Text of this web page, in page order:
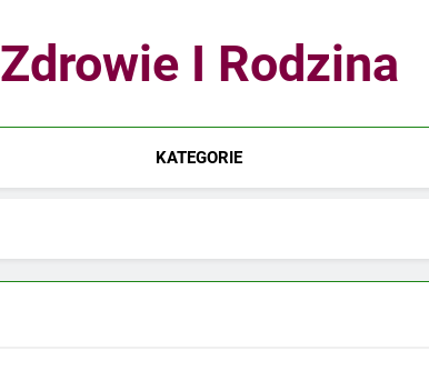
Zdrowie I Rodzina
KATEGORIE